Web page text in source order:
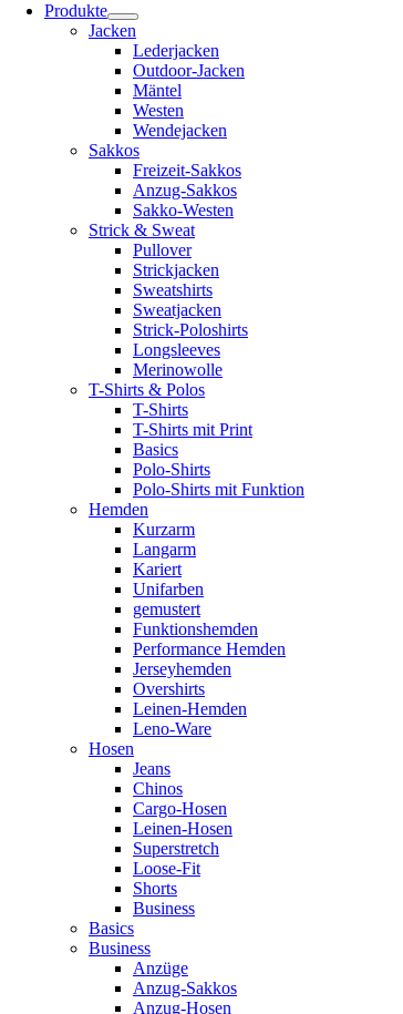
Produkte
Jacken
Lederjacken
Outdoor-Jacken
Mäntel
Westen
Wendejacken
Sakkos
Freizeit-Sakkos
Anzug-Sakkos
Sakko-Westen
Strick & Sweat
Pullover
Strickjacken
Sweatshirts
Sweatjacken
Strick-Poloshirts
Longsleeves
Merinowolle
T-Shirts & Polos
T-Shirts
T-Shirts mit Print
Basics
Polo-Shirts
Polo-Shirts mit Funktion
Hemden
Kurzarm
Langarm
Kariert
Unifarben
gemustert
Funktionshemden
Performance Hemden
Jerseyhemden
Overshirts
Leinen-Hemden
Leno-Ware
Hosen
Jeans
Chinos
Cargo-Hosen
Leinen-Hosen
Superstretch
Loose-Fit
Shorts
Business
Basics
Business
Anzüge
Anzug-Sakkos
Anzug-Hosen